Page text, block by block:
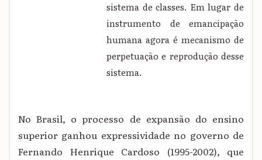
sistema de classes. Em lugar de
instrumento de emancipação
humana agora é mecanismo de
perpetuação e reprodução desse
sistema.
No Brasil, o processo de expansão do ensino
superior ganhou expressividade no governo de
Fernando Henrique Cardoso (1995-2002), que